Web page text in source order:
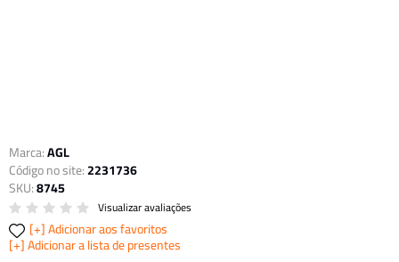
Marca:AGL
Código no site:2231736
SKU:8745
Visualizar avaliações
Adicionar aos favoritos
Adicionar a lista de presentes